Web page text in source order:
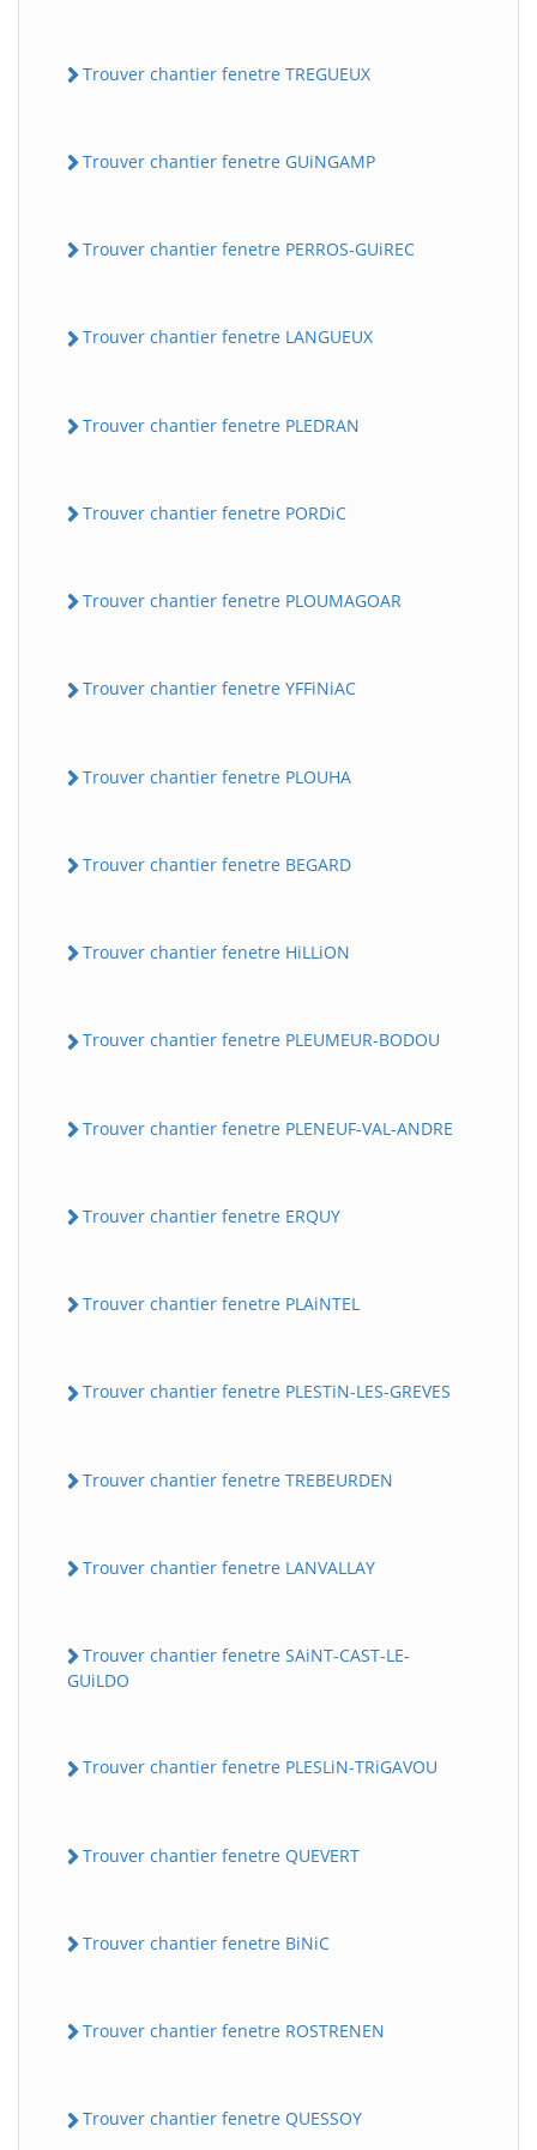
Trouver chantier fenetre TREGUEUX
Trouver chantier fenetre GUiNGAMP
Trouver chantier fenetre PERROS-GUiREC
Trouver chantier fenetre LANGUEUX
Trouver chantier fenetre PLEDRAN
Trouver chantier fenetre PORDiC
Trouver chantier fenetre PLOUMAGOAR
Trouver chantier fenetre YFFiNiAC
Trouver chantier fenetre PLOUHA
Trouver chantier fenetre BEGARD
Trouver chantier fenetre HiLLiON
Trouver chantier fenetre PLEUMEUR-BODOU
Trouver chantier fenetre PLENEUF-VAL-ANDRE
Trouver chantier fenetre ERQUY
Trouver chantier fenetre PLAiNTEL
Trouver chantier fenetre PLESTiN-LES-GREVES
Trouver chantier fenetre TREBEURDEN
Trouver chantier fenetre LANVALLAY
Trouver chantier fenetre SAiNT-CAST-LE-
GUiLDO
Trouver chantier fenetre PLESLiN-TRiGAVOU
Trouver chantier fenetre QUEVERT
Trouver chantier fenetre BiNiC
Trouver chantier fenetre ROSTRENEN
Trouver chantier fenetre QUESSOY